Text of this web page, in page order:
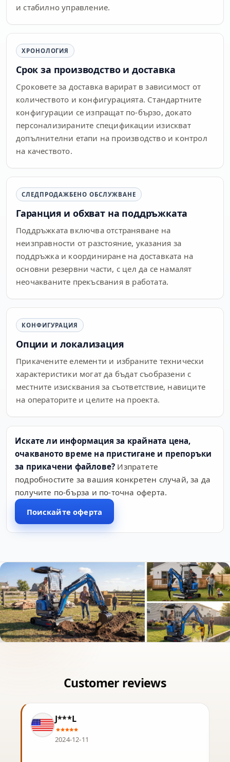
и стабилно управление.
ХРОНОЛОГИЯ
Срок за производство и доставка
Сроковете за доставка варират в зависимост от
количеството и конфигурацията. Стандартните
конфигурации се изпращат по-бързо, докато
персонализираните спецификации изискват
допълнителни етапи на производство и контрол
на качеството.
СЛЕДПРОДАЖБЕНО ОБСЛУЖВАНЕ
Гаранция и обхват на поддръжката
Поддръжката включва отстраняване на
неизправности от разстояние, указания за
поддръжка и координиране на доставката на
основни резервни части, с цел да се намалят
неочакваните прекъсвания в работата.
КОНФИГУРАЦИЯ
Опции и локализация
Прикачените елементи и избраните технически
характеристики могат да бъдат съобразени с
местните изисквания за съответствие, навиците
на операторите и целите на проекта.
Искате ли информация за крайната цена,
очакваното време на пристигане и препоръки
за прикачени файлове? Изпратете
подробностите за вашия конкретен случай, за да
получите по-бърза и по-точна оферта.
Поискайте оферта
J***L
2024-12-11